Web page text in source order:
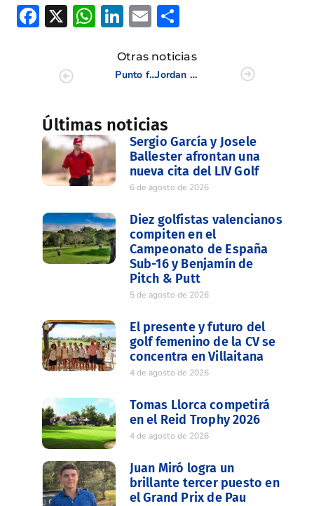
Facebook
X WhatsApp
LinkedIn
Email
Otras noticias
Punto final al Nacional Individual Senior Masculino 2024 en El Escorpión
Jordan Gibb y José María Buendía, vencedores PRO en El Bosque
Últimas noticias
Sergio García y Josele
Ballester afrontan una
nueva cita del LIV Golf
6 de agosto de 2026
Diez golfistas valencianos
compiten en el
Campeonato de España
Sub-16 y Benjamín de
Pitch & Putt
5 de agosto de 2026
El presente y futuro del
golf femenino de la CV se
concentra en Villaitana
4 de agosto de 2026
Tomas Llorca competirá
en el Reid Trophy 2026
4 de agosto de 2026
Juan Miró logra un
brillante tercer puesto en
el Grand Prix de Pau